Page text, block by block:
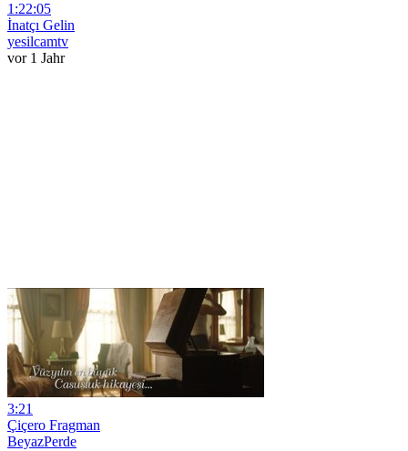
1:22:05
İnatçı Gelin
yesilcamtv
vor 1 Jahr
3:21
Çiçero Fragman
BeyazPerde